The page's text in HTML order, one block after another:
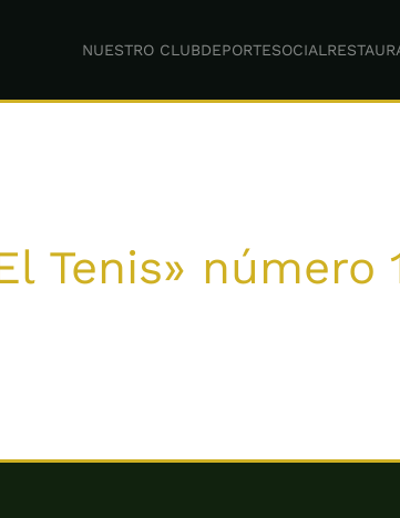
NUESTRO CLUBDEPORTESOCIAL
Tenis» número